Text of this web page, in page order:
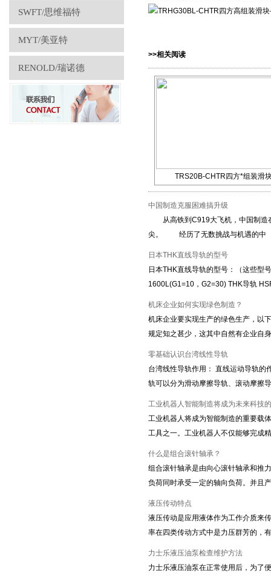
SWFT/思维福特
MYT/美亚特
RENOLD/瑞诺德
REXROTH
REXROTH
THK SHS30LR 四
>>相关阅读
TRS20B-CHTR四方*组装滑
中国制造克服困难搞升级
从高铁到C919大飞机，中国制造在
尖。 经历了无数挑战与机遇的中
日本THK直线导轨的型号
日本THK直线导轨的型号：（这些型
1600L(G1=10，G2=30) THK导轨
机床企业如何实现绿色制造？
机床企业要实现生产的绿色生产，以
规定知之甚少，这其中自然有企业自
零基础认识台湾线性导轨
台湾线性导轨作用： 直线运动导轨的
轨可以分为滑动摩擦导轨、滚动摩擦
工业机器人智能制造将成为未来科技
工业机器人将成为智能制造的重要载
工具之一。工业机器人不仅能够完成
什么是组合滚针轴承？
组合滚针轴承是由向心滚针轴承和推
负荷同时承受一定的轴向负荷。并且
液压传动特点
液压传动是应用液体作为工作介质来
率在四类传动方式中是力压群芳的，
力士乐液压油泵检查维护方法
力士乐液压油泵在正常使用后，为了